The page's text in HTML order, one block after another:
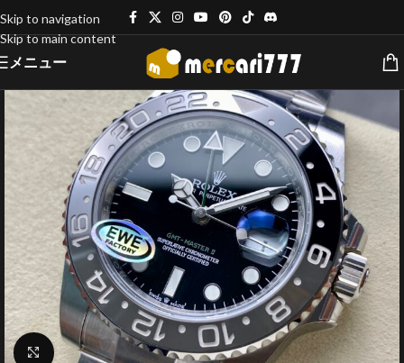
Skip to navigation
Skip to main content
メニュー
クリックで拡大